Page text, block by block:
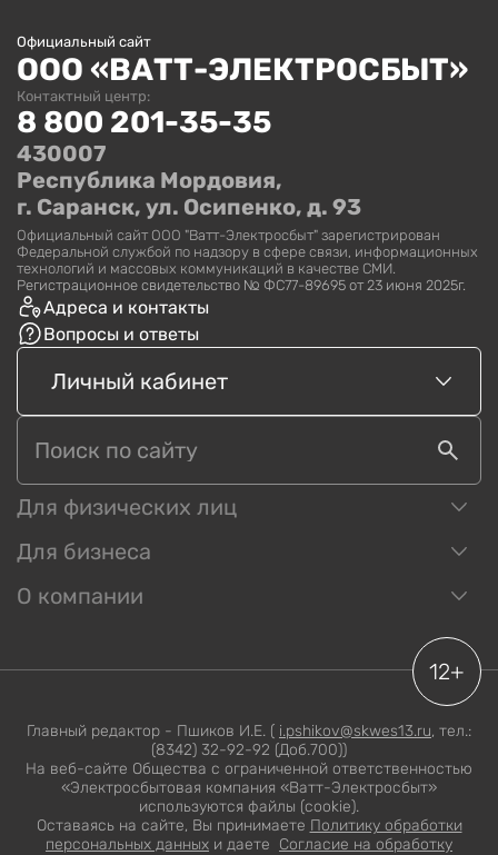
Официальный сайт
ООО «ВАТТ-ЭЛЕКТРОСБЫТ»
Контактный центр:
8 800 201-35-35
430007
Республика Мордовия,
г. Саранск, ул. Осипенко, д. 93
Адреса и контакты
Вопросы и ответы
Официальный сайт ООО "Ватт-Электросбыт" зарегистрирован
Федеральной службой по надзору в сфере связи, информационных
технологий и массовых коммуникаций в качестве СМИ.
Регистрационное свидетельство № ФС77-89695 от 23 июня 2025г.
Личный кабинет
Для физических лиц
Для бизнеса
О компании
12+
Главный редактор - Пшиков И.Е. ( i.pshikov@skwes13.ru, тел.:
(8342) 32-92-92 (Доб.700))
На веб-сайте Общества с ограниченной ответственностью
«Электросбытовая компания «Ватт-Электросбыт»
используются файлы (cookie).
Оставаясь на сайте, Вы принимаете Политику обработки
персональных данных и даете Согласие на обработку